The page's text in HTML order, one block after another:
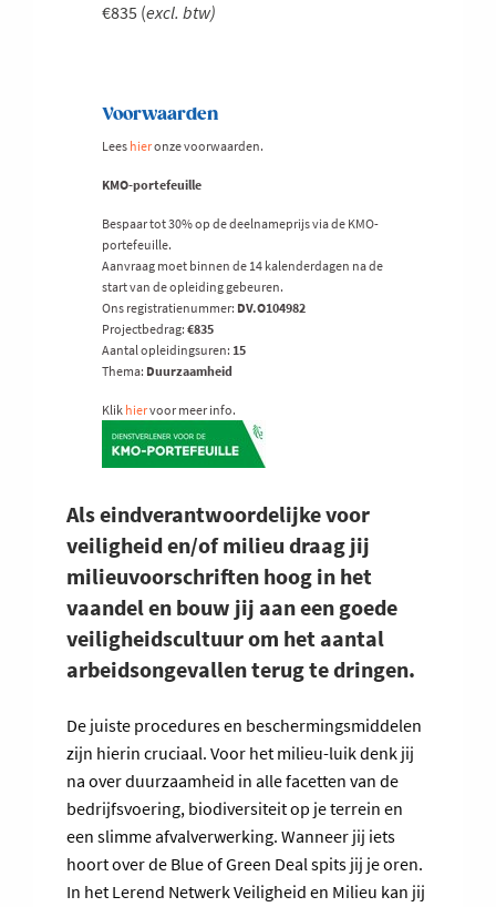
Als eindverantwoordelijke voor
veiligheid en/of milieu draag jij
milieuvoorschriften hoog in het
vaandel en bouw jij aan een goede
veiligheidscultuur om het aantal
arbeidsongevallen terug te dringen.
De juiste procedures en beschermingsmiddelen
zijn hierin cruciaal. Voor het milieu-luik denk jij
na over duurzaamheid in alle facetten van de
bedrijfsvoering, biodiversiteit op je terrein en
een slimme afvalverwerking. Wanneer jij iets
hoort over de Blue of Green Deal spits jij je oren.
In het Lerend Netwerk Veiligheid en Milieu kan jij
€835 (excl. btw)
Voorwaarden
Lees hieronze voorwaarden.
KMO-portefeuille
Bespaar tot 30% op de deelnameprijs via de KMO-
portefeuille.
Aanvraag moet binnen de 14 kalenderdagen na de
start van de opleiding gebeuren.
Ons registratienummer: DV.O104982
Projectbedrag: €835
Aantal opleidingsuren: 15
Thema: Duurzaamheid
Klik hiervoor meer info.